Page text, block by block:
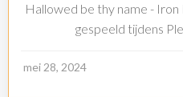
Hallowed be thy name -
gespeeld tijdens
mei 28, 2024